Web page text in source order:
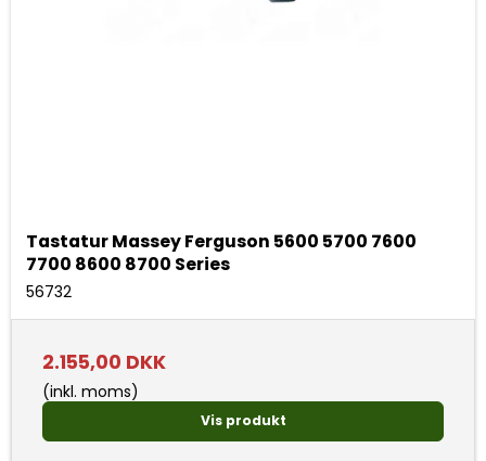
Tastatur Massey Ferguson 5600 5700 7600
7700 8600 8700 Series
56732
2.155,00 DKK
(inkl. moms)
Vis produkt